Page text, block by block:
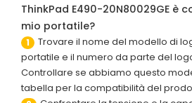
ThinkPad E490-20N80029GE è
mio portatile?
1
Trovare il nome del modello di
portatile e il numero da parte del
Controllare se abbiamo questo
tabella per la compatibilità del